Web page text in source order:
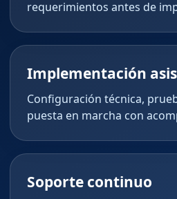
requerimientos antes de
Implementación
Configuración técnica,
puesta en marcha con
Soporte continuo